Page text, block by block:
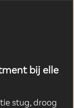
bij elle
stug, droog